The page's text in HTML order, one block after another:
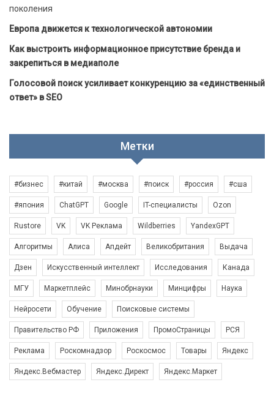
поколения
Европа движется к технологической автономии
Как выстроить информационное присутствие бренда и
закрепиться в медиаполе
Голосовой поиск усиливает конкуренцию за «единственный
ответ» в SEO
Метки
#бизнес #китай #москва #поиск #россия #сша
#япония ChatGPT Google IT-специалисты Ozon
Rustore VK VK Реклама Wildberries YandexGPT
Алгоритмы Алиса Апдейт Великобритания Выдача
Дзен Искусственный интеллект Исследования Канада
МГУ Маркетплейс Минобрнауки Минцифры Наука
Нейросети Обучение Поисковые системы
Правительство РФ Приложения ПромоСтраницы РСЯ
Реклама Роскомнадзор Роскосмос Товары Яндекс
Яндекс.Вебмастер Яндекс.Директ Яндекс.Маркет